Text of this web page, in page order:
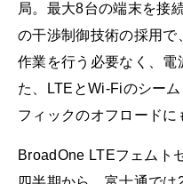
局。最大8台の端末を接
の干渉制御技術の採用で
作業を行う必要なく、電
た、LTEとWi-Fiのシー
フィックのオフロードに
BroadOne LTEフェムト